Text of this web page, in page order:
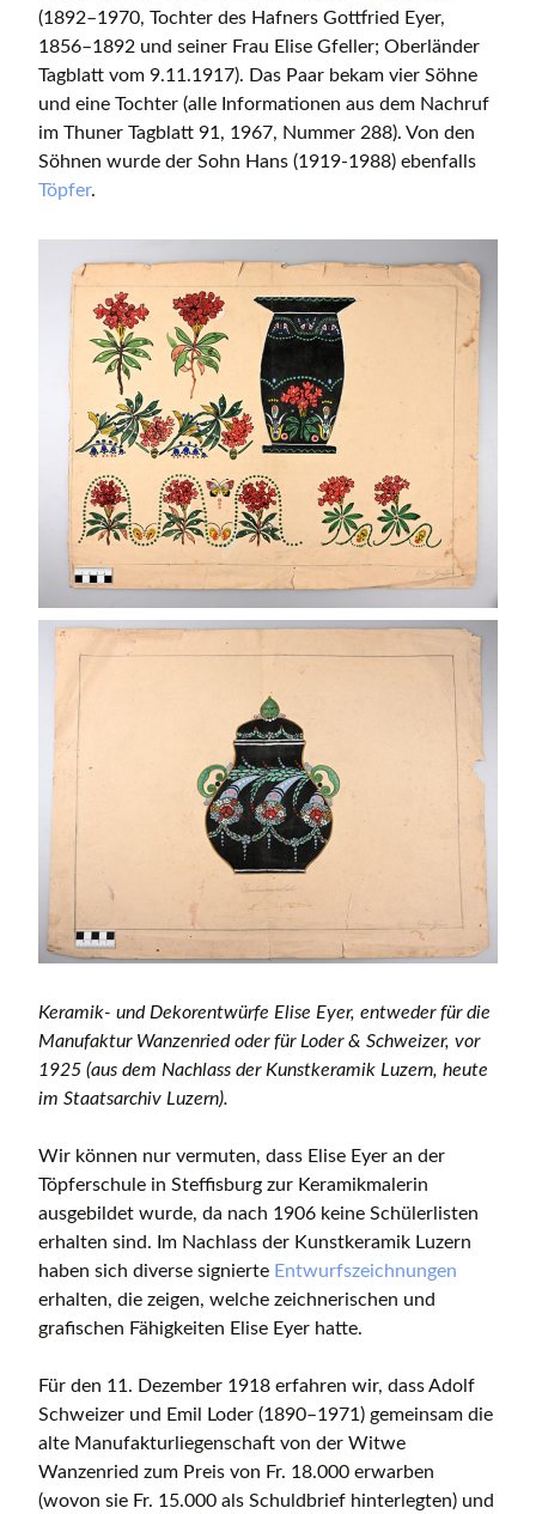
(1892–1970, Tochter des Hafners Gottfried Eyer,
1856–1892 und seiner Frau Elise Gfeller; Oberländer
Tagblatt vom 9.11.1917). Das Paar bekam vier Söhne
und eine Tochter (alle Informationen aus dem Nachruf
im Thuner Tagblatt 91, 1967, Nummer 288). Von den
Söhnen wurde der Sohn Hans (1919-1988) ebenfalls
Töpfer.
Keramik- und Dekorentwürfe Elise Eyer, entweder für die
Manufaktur Wanzenried oder für Loder & Schweizer, vor
1925 (aus dem Nachlass der Kunstkeramik Luzern, heute
im Staatsarchiv Luzern).
Wir können nur vermuten, dass Elise Eyer an der
Töpferschule in Steffisburg zur Keramikmalerin
ausgebildet wurde, da nach 1906 keine Schülerlisten
erhalten sind. Im Nachlass der Kunstkeramik Luzern
haben sich diverse signierte Entwurfszeichnungen
erhalten, die zeigen, welche zeichnerischen und
grafischen Fähigkeiten Elise Eyer hatte.
Für den 11. Dezember 1918 erfahren wir, dass Adolf
Schweizer und Emil Loder (1890–1971) gemeinsam die
alte Manufakturliegenschaft von der Witwe
Wanzenried zum Preis von Fr. 18.000 erwarben
(wovon sie Fr. 15.000 als Schuldbrief hinterlegten) und